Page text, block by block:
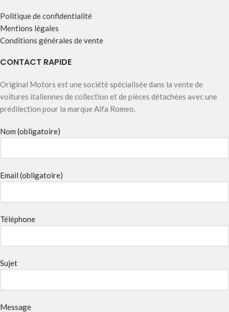
Politique de confidentialité
Mentions légales
Conditions générales de vente
CONTACT RAPIDE
Original Motors est une société spécialisée dans la vente de
voitures italiennes de collection et de pièces détachées avec une
prédilection pour la marque Alfa Romeo.
Nom (obligatoire)
Email (obligatoire)
Téléphone
Sujet
Message